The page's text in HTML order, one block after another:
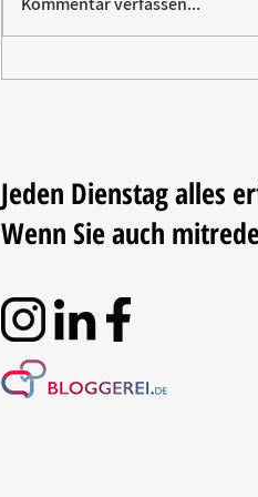
Vom Elektromarkt aufs
Jeden Dienstag alles
Wenn Sie auch